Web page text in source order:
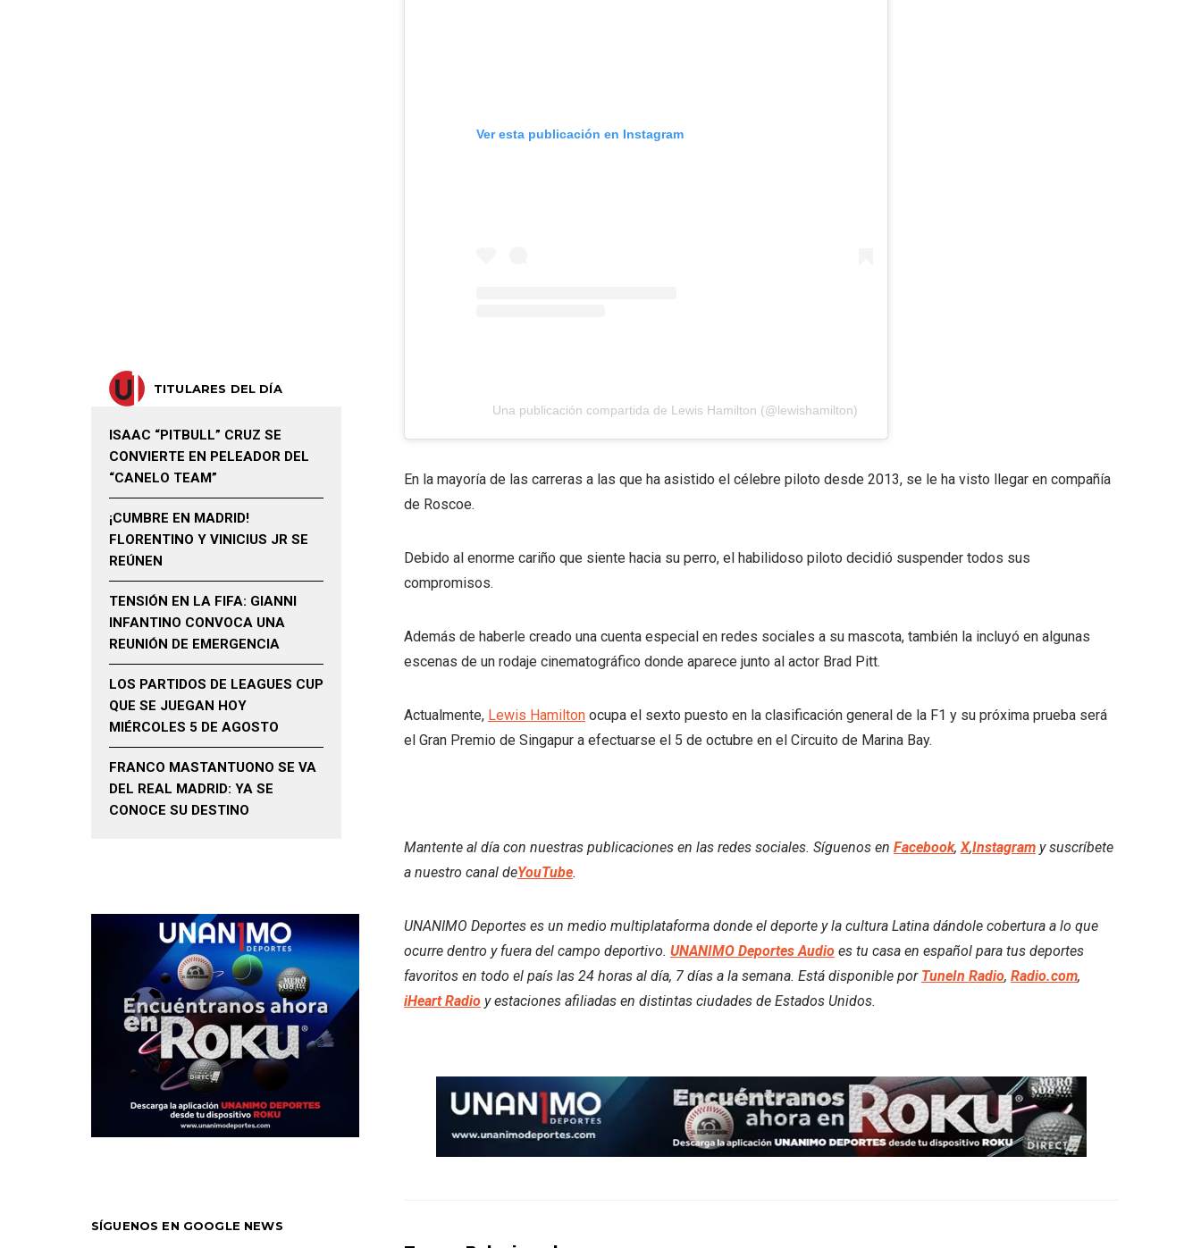
Ver esta publicación en Instagram
Una publicación compartida de Lewis Hamilton (@lewishamilton)
En la mayoría de las carreras a las que ha asistido el célebre piloto desde 2013, se le ha visto llegar en compañía
de Roscoe.
Debido al enorme cariño que siente hacia su perro, el habilidoso piloto decidió suspender todos sus
compromisos.
Además de haberle creado una cuenta especial en redes sociales a su mascota, también la incluyó en algunas
escenas de un rodaje cinematográfico donde aparece junto al actor Brad Pitt.
Actualmente, Lewis Hamilton ocupa el sexto puesto en la clasificación general de la F1 y su próxima prueba será
el Gran Premio de Singapur a efectuarse el 5 de octubre en el Circuito de Marina Bay.
Mantente al día con nuestras publicaciones en las redes sociales. Síguenos en Facebook,X,Instagram y suscríbete
a nuestro canal deYouTube.
UNANIMO Deportes es un medio multiplataforma donde el deporte y la cultura Latina dándole cobertura a lo que
ocurre dentro y fuera del campo deportivo. UNANIMO Deportes Audio es tu casa en español para tus deportes
favoritos en todo el país las 24 horas al día, 7 días a la semana. Está disponible por TuneIn Radio, Radio.com,
iHeart Radio y estaciones afiliadas en distintas ciudades de Estados Unidos.
TITULARES DEL DÍA
ISAAC “PITBULL” CRUZ SE
CONVIERTE EN PELEADOR DEL
“CANELO TEAM”
¡CUMBRE EN MADRID!
FLORENTINO Y VINICIUS JR SE
REÚNEN
TENSIÓN EN LA FIFA: GIANNI
INFANTINO CONVOCA UNA
REUNIÓN DE EMERGENCIA
LOS PARTIDOS DE LEAGUES CUP
QUE SE JUEGAN HOY
MIÉRCOLES 5 DE AGOSTO
FRANCO MASTANTUONO SE VA
DEL REAL MADRID: YA SE
CONOCE SU DESTINO
SÍGUENOS EN GOOGLE NEWS